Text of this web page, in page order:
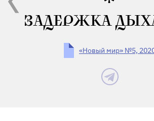
ЗАДЕРЖКА
«Новый мир» №5,